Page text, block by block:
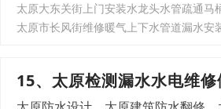
太原大东关街上门安装水龙头水管疏通马
太原市长风街维修暖气上下水管道漏水安
15、太原检测漏水水电维